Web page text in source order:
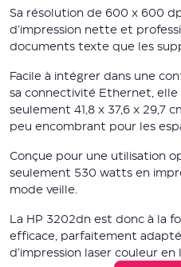
Sa résolution de 600 x 600
d’impression nette et
documents texte que les
Facile à intégrer dans une
sa connectivité Ethernet, elle
seulement 41,8 x 37,6 x 29,7
peu encombrant pour les
Conçue pour une utilisation
seulement 530 watts en
mode veille.
La HP 3202dn est donc à la
efficace, parfaitement
d’impression laser couleur